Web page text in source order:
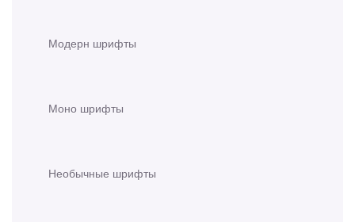
Модерн шрифты
Моно шрифты
Необычные шрифты